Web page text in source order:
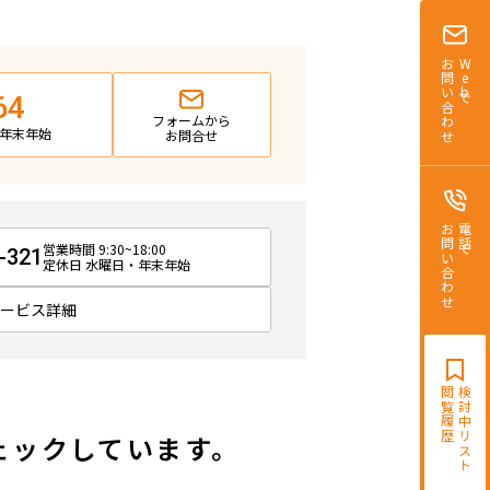
Webで
お問い合わせ
電話で
お問い合わせ
検討中リスト
閲覧履歴
末年始
フォームから
お問合せ
営業時間 9:30~18:00
定休日 水曜日・年末年始
ビス詳細
クしています。